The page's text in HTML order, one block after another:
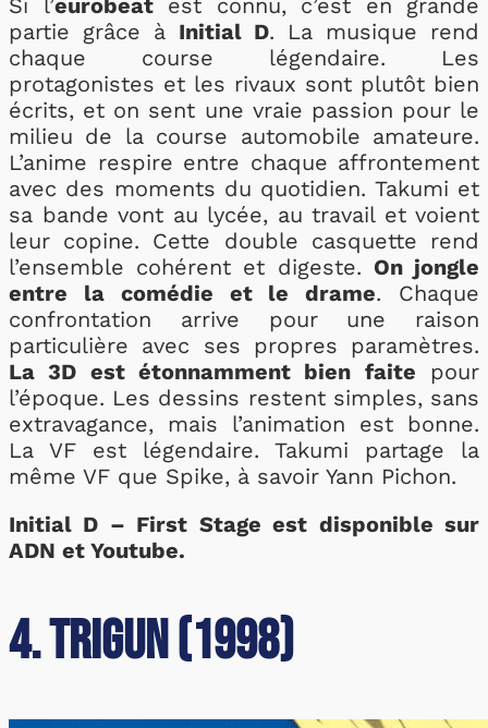
Si l’eurobeatest connu, c’est en grande
partie grâce à Initial D. La musique rend
chaque course légendaire. Les
protagonistes et les rivaux sont plutôt bien
écrits, et on sent une vraie passion pour le
milieu de la course automobile amateure.
L’anime respire entre chaque affrontement
avec des moments du quotidien. Takumi et
sa bande vont au lycée, au travail et voient
leur copine. Cette double casquette rend
l’ensemble cohérent et digeste. On jongle
entre la comédie et le drame. Chaque
confrontation arrive pour une raison
particulière avec ses propres paramètres.
La 3D est étonnamment bien faite pour
l’époque. Les dessins restent simples, sans
extravagance, mais l’animation est bonne.
La VF est légendaire. Takumi partage la
même VF que Spike, à savoir Yann Pichon.
Initial D – First Stage est disponible sur
ADN et Youtube.
4. Trigun (1998)